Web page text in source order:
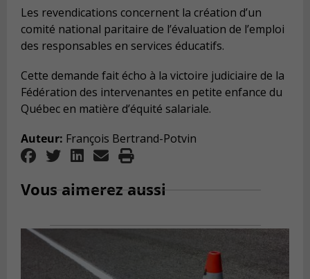
Les revendications concernent la création d’un
comité national paritaire de l’évaluation de l’emploi
des responsables en services éducatifs.
Cette demande fait écho à la victoire judiciaire de la
Fédération des intervenantes en petite enfance du
Québec en matière d’équité salariale.
Auteur: François Bertrand-Potvin
Vous aimerez aussi